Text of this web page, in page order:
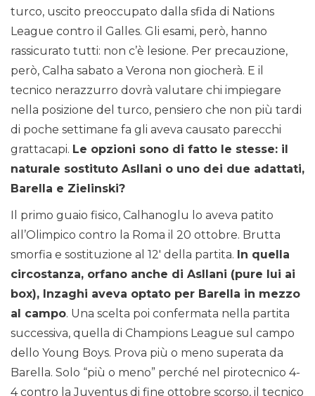
turco, uscito preoccupato dalla sfida di Nations
League contro il Galles. Gli esami, però, hanno
rassicurato tutti: non c’è lesione. Per precauzione,
però, Calha sabato a Verona non giocherà. E il
tecnico nerazzurro dovrà valutare chi impiegare
nella posizione del turco, pensiero che non più tardi
di poche settimane fa gli aveva causato parecchi
grattacapi. Le opzioni sono di fatto le stesse: il
naturale sostituto Asllani o uno dei due adattati,
Barella e Zielinski?
Il primo guaio fisico, Calhanoglu lo aveva patito
all’Olimpico contro la Roma il 20 ottobre. Brutta
smorfia e sostituzione al 12′ della partita. In quella
circostanza, orfano anche di Asllani (pure lui ai
box), Inzaghi aveva optato per Barella in mezzo
al campo. Una scelta poi confermata nella partita
successiva, quella di Champions League sul campo
dello Young Boys. Prova più o meno superata da
Barella. Solo “più o meno” perché nel pirotecnico 4-
4 contro la Juventus di fine ottobre scorso, il tecnico